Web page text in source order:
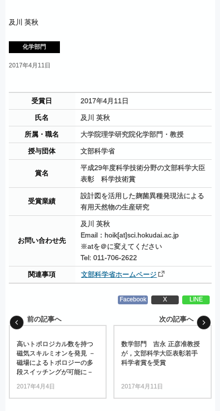
及川 英秋
化学部門
2017年4月11日
受賞日 2017年4月11日
氏名 及川 英秋
所属・職名 大学院理学研究院化学部門・教授
授与団体 文部科学省
賞名
平成29年度科学技術分野の文部科学大臣
表彰 科学技術賞
受賞業績
設計図を活用した麹菌異種発現法による
有用天然物の生産研究
お問い合わせ先
及川 英秋
Email：hoik[at]sci.hokudai.ac.jp
※atを＠に変えてください
Tel: 011-706-2622
関連事項 文部科学省ホームページ
Facebook X LINE
前の記事へ
高いトポロジカル数を持つ
磁気スキルミオンを発見 －
磁場による トポロジーの多
段スイッチングが可能に －
2017年4月4日
次の記事へ
数学部門 吉永 正彦准教授
が， 文部科学大臣表彰若手
科学者賞を受賞
2017年4月11日